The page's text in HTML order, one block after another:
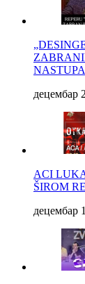
децембар
ACI
ŠIROM
децембар